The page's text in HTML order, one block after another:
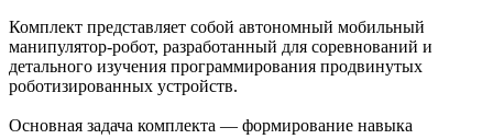
Комплект представляет собой автономный мобильный
манипулятор-робот, разработанный для соревнований и
детального изучения программирования продвинутых
роботизированных устройств.
Основная задача комплекта — формирование навыка